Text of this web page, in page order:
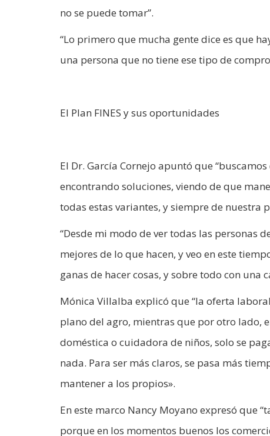
no se puede tomar”.
“Lo primero que mucha gente dice es que
una persona que no tiene ese tipo de
El Plan FINES y sus oportunidades
El Dr. García Cornejo apuntó que
encontrando soluciones, viendo de que
todas estas variantes, y siempre de nuestra
“Desde mi modo de ver todas las personas
mejores de lo que hacen, y veo en este
ganas de hacer cosas, y sobre todo con
Mónica Villalba explicó que “la oferta
plano del agro, mientras que por otro lado,
doméstica o cuidadora de niños, solo se
nada. Para ser más claros, se pasa más
mantener a los propios».
En este marco Nancy Moyano expresó que
porque en los momentos buenos los